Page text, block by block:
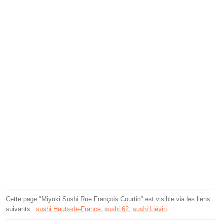
Cette page "Miyoki Sushi Rue François Courtin" est visible via les liens
suivants : sushi Hauts-de-France, sushi 62, sushi Liévin.